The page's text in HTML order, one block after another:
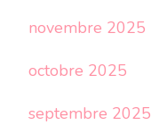
novembre 2025
octobre 2025
septembre 2025